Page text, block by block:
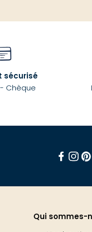
sécurisé
Chèque
Qui sommes-